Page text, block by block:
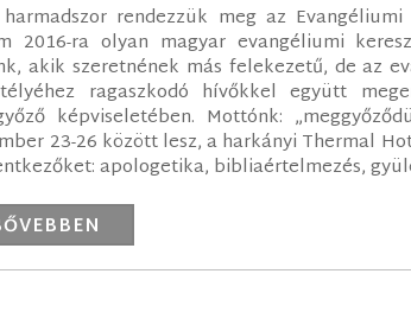
rendezzük meg az
2016-ra olyan magyar evangéliumi
akik szeretnének más felekezetű, de az
ragaszkodó hívőkkel együtt
képviseletében. Mottónk:
23-26 között lesz, a harkányi Thermal
apologetika, bibliaértelmezés,